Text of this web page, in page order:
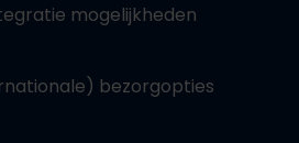
mogelijkheden
bezorgopties